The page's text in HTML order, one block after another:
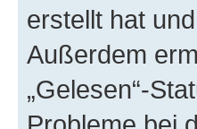
erstellt hat
Außerdem
„Gelesen“-